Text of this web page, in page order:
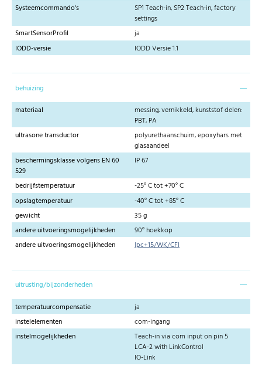
Systeemcommando's
SP1 Teach-in, SP2 Teach-in, factory
settings
SmartSensorProfil
ja
IODD-versie
IODD Versie 1.1
behuizing
materiaal
messing, vernikkeld, kunststof delen:
PBT, PA
ultrasone transductor
polyurethaanschuim, epoxyhars met
glasaandeel
beschermingsklasse volgens EN 60
529
IP 67
bedrijfstemperatuur
-25° C tot +70° C
opslagtemperatuur
-40° C tot +85° C
gewicht
35 g
andere uitvoeringsmogelijkheden
90° hoekkop
andere uitvoeringsmogelijkheden
lpc+15/WK/CFI
uitrusting/bijzonderheden
temperatuurcompensatie
ja
instelelementen
com-ingang
instelmogelijkheden
Teach-in via com input on pin 5
LCA-2 with LinkControl
IO-Link